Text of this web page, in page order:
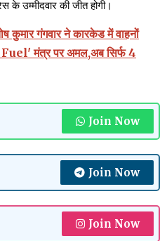
उम्मीदवार की जीत होगी।
कुमार गंगवार ने कारकेड में वाहनों
Fuel' मंत्र पर अमल,अब सिर्फ 4
Join Now
Join Now
Join Now